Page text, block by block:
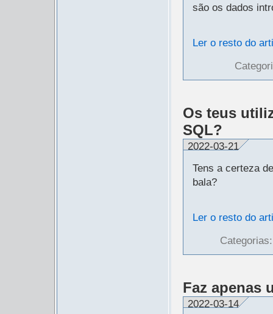
são os dados
Ler o resto do
Os teus
SQL?
2022-03-21
Tens a certeza
bala?
Ler o resto do
Faz apenas
2022-03-14